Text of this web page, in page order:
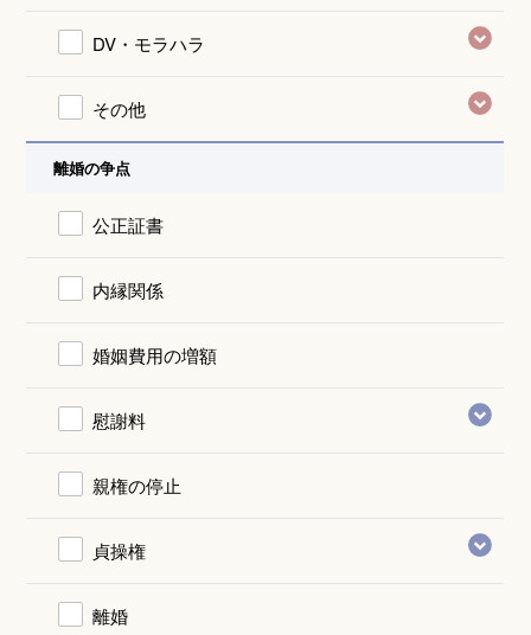
DV・モラハラ
その他
離婚の争点
公正証書
内縁関係
婚姻費用の増額
慰謝料
親権の停止
貞操権
離婚